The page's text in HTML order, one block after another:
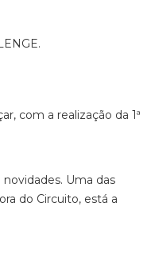
com a realização da 1ª
Uma das
do Circuito, está a